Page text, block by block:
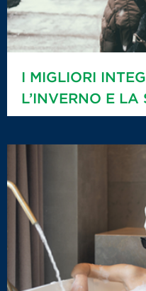
I MIGLIORI
L’INVERNO E LA